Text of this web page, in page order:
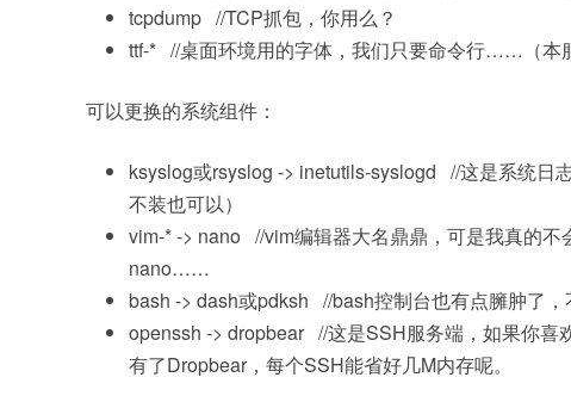
tcpdump //TCP抓包，你用么？
ttf-* //桌面环境用的字体，我们只要命令行……（本
可以更换的系统组件：
ksyslog或rsyslog -> inetutils-syslogd //这是系统日
不装也可以）
vim-* -> nano //vim编辑器大名鼎鼎，可是我真的
nano……
bash -> dash或pdksh //bash控制台也有点臃肿了，
openssh -> dropbear //这是SSH服务端，如果你喜
有了Dropbear，每个SSH能省好几M内存呢。